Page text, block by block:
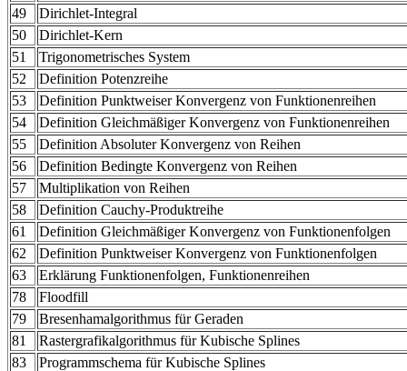
49
Dirichlet-Integral
50
Dirichlet-Kern
51
Trigonometrisches System
52
Definition Potenzreihe
53
Definition Punktweiser Konvergenz von Funktionenreihen
54
Definition Gleichmäßiger Konvergenz von Funktionenreihen
55
Definition Absoluter Konvergenz von Reihen
56
Definition Bedingte Konvergenz von Reihen
57
Multiplikation von Reihen
58
Definition Cauchy-Produktreihe
61
Definition Gleichmäßiger Konvergenz von Funktionenfolgen
62
Definition Punktweiser Konvergenz von Funktionenfolgen
63
Erklärung Funktionenfolgen, Funktionenreihen
78
Floodfill
79
Bresenhamalgorithmus für Geraden
81
Rastergrafikalgorithmus für Kubische Splines
83
Programmschema für Kubische Splines